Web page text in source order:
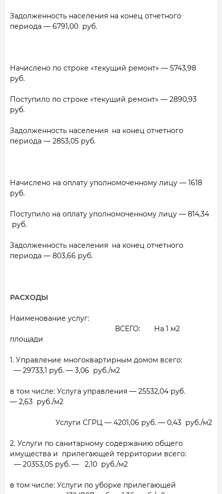
Задолженность населения на конец отчетного
периода — 6791,00 руб.
Начислено по строке «текущий ремонт» — 5743,98
руб.
Поступило по строке «текущий ремонт» — 2890,93
руб.
Задолженность населения на конец отчетного
периода — 2853,05 руб.
Начислено на оплату уполномоченному лицу — 1618
руб.
Поступило на оплату уполномоченному лицу — 814,34
руб.
Задолженность населения на конец отчетного
периода — 803,66 руб.
РАСХОДЫ
Наименование услуг:
ВСЕГО:
На 1 м2
площади
1. Управление многоквартирным домом всего:
— 29733,1 руб. — 3,06 руб./м2
в том числе: Услуга управления — 25532,04 руб.
— 2,63 руб./м2
Услуги СГРЦ — 4201,06 руб. — 0,43 руб./м2
2. Услуги по санитарному содержанию общего
имущества и прилегающей территории всего:
— 20353,05 руб. —
2,10 руб./м2
в том числе: Услуги по уборке прилегающей